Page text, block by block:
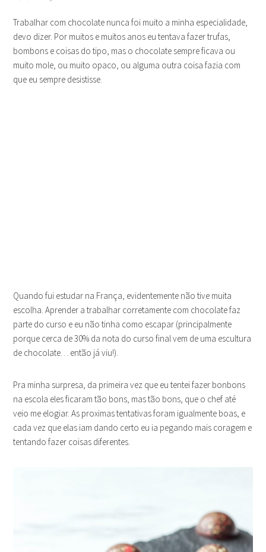
Trabalhar com chocolate nunca foi muito a minha especialidade,
devo dizer. Por muitos e muitos anos eu tentava fazer trufas,
bombons e coisas do tipo, mas o chocolate sempre ficava ou
muito mole, ou muito opaco, ou alguma outra coisa fazia com
que eu sempre desistisse.
Quando fui estudar na França, evidentemente não tive muita
escolha. Aprender a trabalhar corretamente com chocolate faz
parte do curso e eu não tinha como escapar (principalmente
porque cerca de 30% da nota do curso final vem de uma escultura
de chocolate… então já viu!).
Pra minha surpresa, da primeira vez que eu tentei fazer bonbons
na escola eles ficaram tão bons, mas tão bons, que o chef até
veio me elogiar. As proximas tentativas foram igualmente boas, e
cada vez que elas iam dando certo eu ia pegando mais coragem e
tentando fazer coisas diferentes.